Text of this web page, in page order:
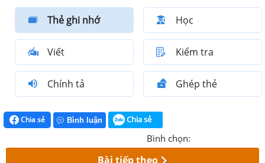
Thẻ ghi nhớ Học
Viết Kiểm tra
Chính tả Ghép thẻ
Chia sẻ Bình luận Chia sẻ
Bình chọn:
Bài tiếp theo